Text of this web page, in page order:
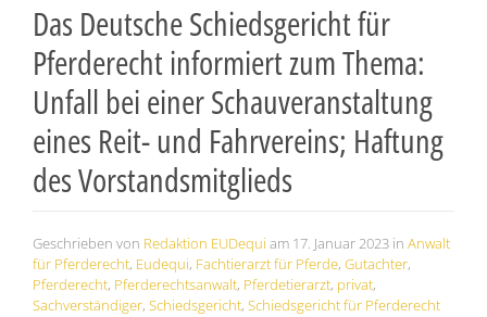
Das Deutsche Schiedsgericht für
Pferderecht informiert zum Thema:
Unfall bei einer Schauveranstaltung
eines Reit- und Fahrvereins; Haftung
des Vorstandsmitglieds
Geschrieben von Redaktion EUDequi am 17. Januar 2023 in Anwalt
für Pferderecht, Eudequi, Fachtierarzt für Pferde, Gutachter,
Pferderecht, Pferderechtsanwalt, Pferdetierarzt, privat,
Sachverständiger, Schiedsgericht, Schiedsgericht für Pferderecht